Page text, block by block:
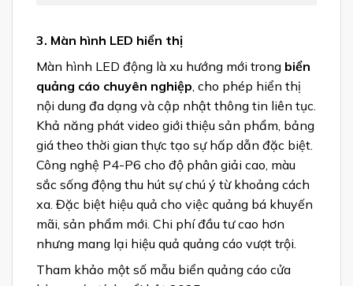
3. Màn hình LED hiển thị
Màn hình LED động là xu hướng mới trong biển
quảng cáo chuyên nghiệp , cho phép hiển thị
nội dung đa dạng và cập nhật thông tin liên tục.
Khả năng phát video giới thiệu sản phẩm, bảng
giá theo thời gian thực tạo sự hấp dẫn đặc biệt.
Công nghệ P4-P6 cho độ phân giải cao, màu
sắc sống động thu hút sự chú ý từ khoảng cách
xa. Đặc biệt hiệu quả cho việc quảng bá khuyến
mãi, sản phẩm mới. Chi phí đầu tư cao hơn
nhưng mang lại hiệu quả quảng cáo vượt trội.
Tham khảo một số mẫu biển quảng cáo cửa